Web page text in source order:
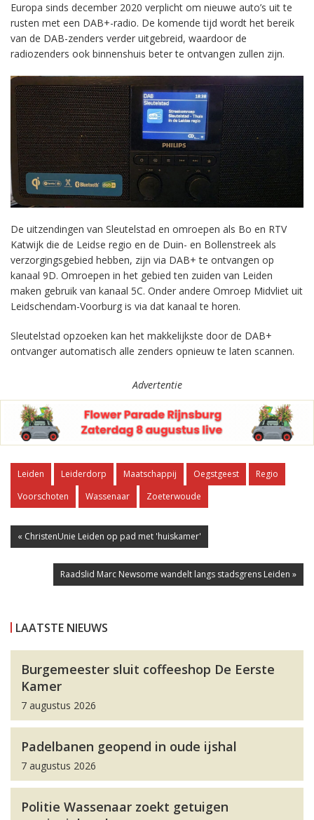
Europa sinds december 2020 verplicht om nieuwe auto’s uit te
rusten met een DAB+-radio. De komende tijd wordt het bereik
van de DAB-zenders verder uitgebreid, waardoor de
radiozenders ook binnenshuis beter te ontvangen zullen zijn.
De uitzendingen van Sleutelstad en omroepen als Bo en RTV
Katwijk die de Leidse regio en de Duin- en Bollenstreek als
verzorgingsgebied hebben, zijn via DAB+ te ontvangen op
kanaal 9D. Omroepen in het gebied ten zuiden van Leiden
maken gebruik van kanaal 5C. Onder andere Omroep Midvliet uit
Leidschendam-Voorburg is via dat kanaal te horen.
Sleutelstad opzoeken kan het makkelijkste door de DAB+
ontvanger automatisch alle zenders opnieuw te laten scannen.
Advertentie
Leiden Leiderdorp Maatschappij Oegstgeest
Regio
Voorschoten
Wassenaar Zoeterwoude
« ChristenUnie Leiden op pad met 'huiskamer'
Raadslid Marc Newsome wandelt langs stadsgrens Leiden »
LAATSTE NIEUWS
Burgemeester sluit coffeeshop De Eerste
Kamer
7 augustus 2026
Padelbanen geopend in oude ijshal
7 augustus 2026
Politie Wassenaar zoekt getuigen